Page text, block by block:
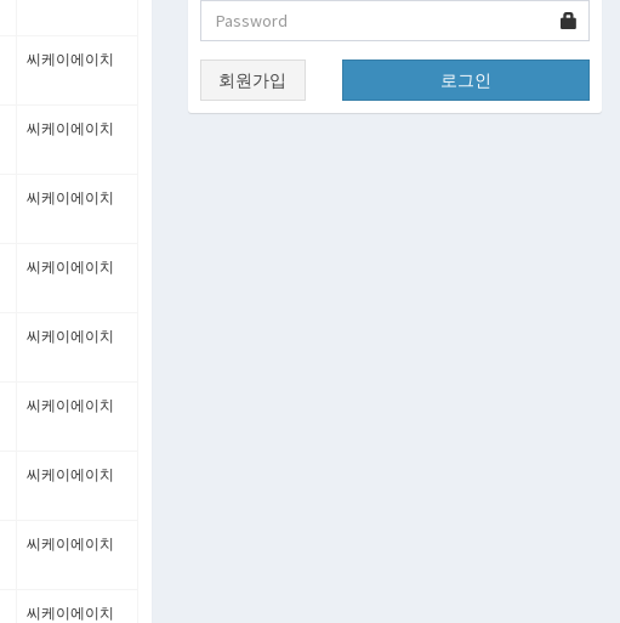
씨케이에이치
씨케이에이치
씨케이에이치
씨케이에이치
씨케이에이치
씨케이에이치
씨케이에이치
씨케이에이치
씨케이에이치
회원가입 로그인